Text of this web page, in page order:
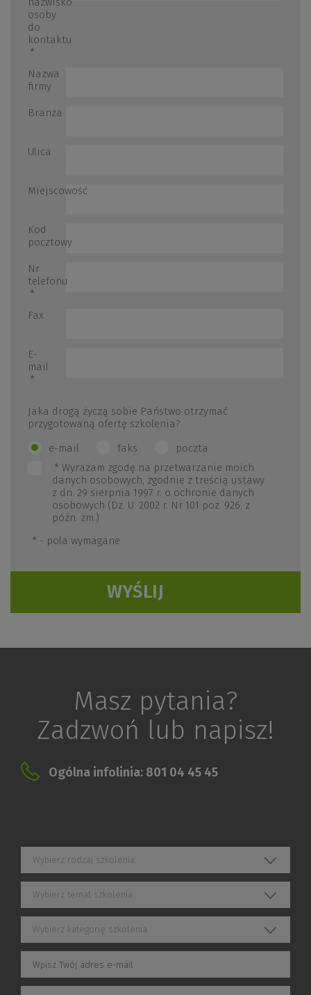
osoby
do
kontaktu
*
Nazwa
firmy
Branża
Ulica
Miejscowość
Kod
pocztowy
Nr
telefonu
*
Fax
E-
mail
*
Jaka drogą życzą sobie Państwo otrzymać
przygotowaną ofertę szkolenia?
e-mail
faks
poczta
* Wyrażam zgodę na przetwarzanie moich
danych osobowych, zgodnie z treścią ustawy
z dn. 29 sierpnia 1997 r. o ochronie danych
osobowych (Dz. U. 2002 r. Nr 101 poz. 926, z
późn. zm.)
* - pola wymagane
Masz pytania?
Zadzwoń lub napisz!
Ogólna infolinia: 801 04 45 45
Wybierz rodzaj szkolenia
Wybierz temat szkolenia
Wybierz kategorię szkolenia